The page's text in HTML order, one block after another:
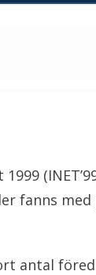
fanns
antal